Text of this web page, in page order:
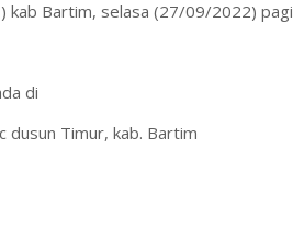
kab Bartim, selasa (27/09/2022) pagi
di
dusun Timur, kab. Bartim